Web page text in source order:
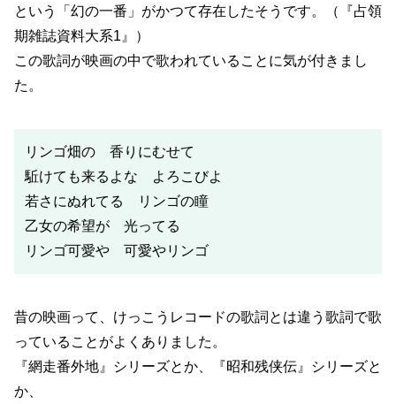
という「幻の一番」がかつて存在したそうです。（『占領
期雑誌資料大系1』）
この歌詞が映画の中で歌われていることに気が付きまし
た。
リンゴ畑の 香りにむせて
駈けても来るよな よろこびよ
若さにぬれてる リンゴの瞳
乙女の希望が 光ってる
リンゴ可愛や 可愛やリンゴ
昔の映画って、けっこうレコードの歌詞とは違う歌詞で歌
っていることがよくありました。
『網走番外地』シリーズとか、『昭和残侠伝』シリーズと
か、